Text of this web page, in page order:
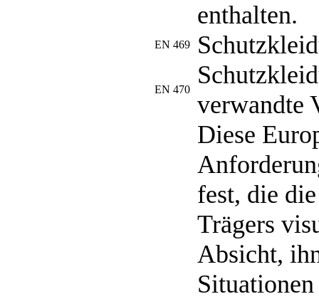
enthalten.
EN 469
EN 470
verwandte
Diese
fest, die
Trägers
Absicht,